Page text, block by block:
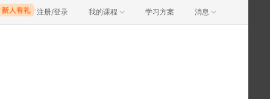
注册/登录 我的课程 学习方案 消息